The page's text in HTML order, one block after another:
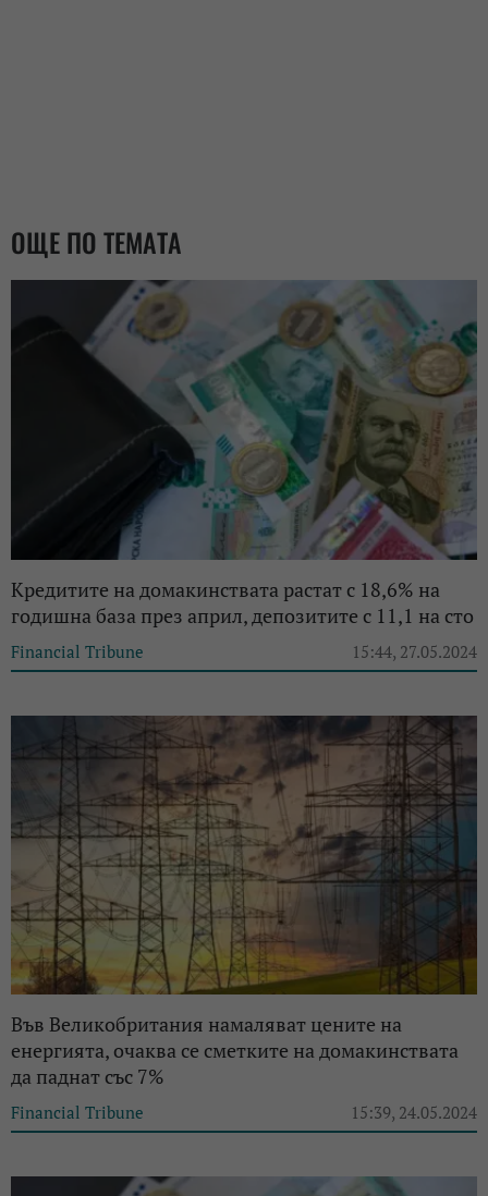
ОЩЕ ПО ТЕМАТА
Кредитите на домакинствата растат с 18,6% на
годишна база през април, депозитите с 11,1 на сто
Financial Tribune 15:44, 27.05.2024
Във Великобритания намаляват цените на
енергията, очаква се сметките на домакинствата
да паднат със 7%
Financial Tribune 15:39, 24.05.2024